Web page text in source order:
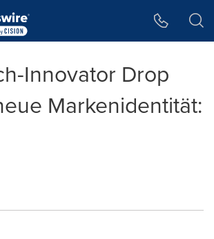
Innovator Drop
Markenidentität: